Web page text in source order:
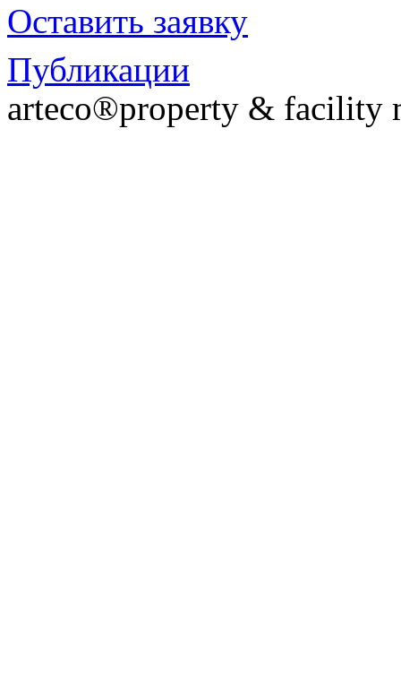
Оставить заявку
Публикации
arteco®property & facility